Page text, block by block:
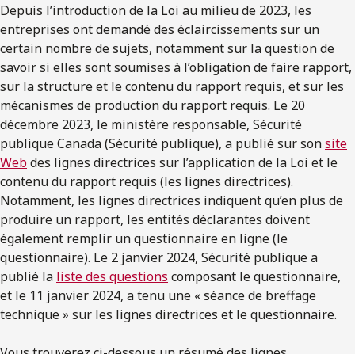
Depuis l’introduction de la Loi au milieu de 2023, les
entreprises ont demandé des éclaircissements sur un
certain nombre de sujets, notamment sur la question de
savoir si elles sont soumises à l’obligation de faire rapport,
sur la structure et le contenu du rapport requis, et sur les
mécanismes de production du rapport requis. Le 20
décembre 2023, le ministère responsable, Sécurité
publique Canada (Sécurité publique), a publié sur sonsite
Webdes lignes directrices sur l’application de la Loi et le
contenu du rapport requis (les lignes directrices).
Notamment, les lignes directrices indiquent qu’en plus de
produire un rapport, les entités déclarantes doivent
également remplir un questionnaire en ligne (le
questionnaire). Le 2 janvier 2024, Sécurité publique a
publié la liste des questions composant le questionnaire,
et le 11 janvier 2024, a tenu une « séance de breffage
technique » sur les lignes directrices et le questionnaire.